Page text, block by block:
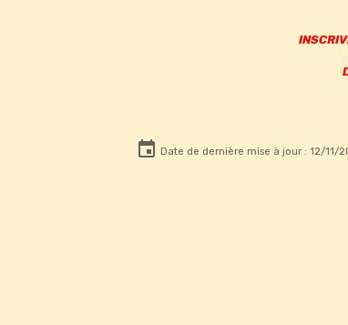
Date de dernière mise à jour : 12/11/